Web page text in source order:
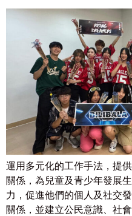
運用多元化的工作手法，提
關係，為兒童及青少年發展
力，促進他們的個人及社交
關係，並建立公民意識、社會